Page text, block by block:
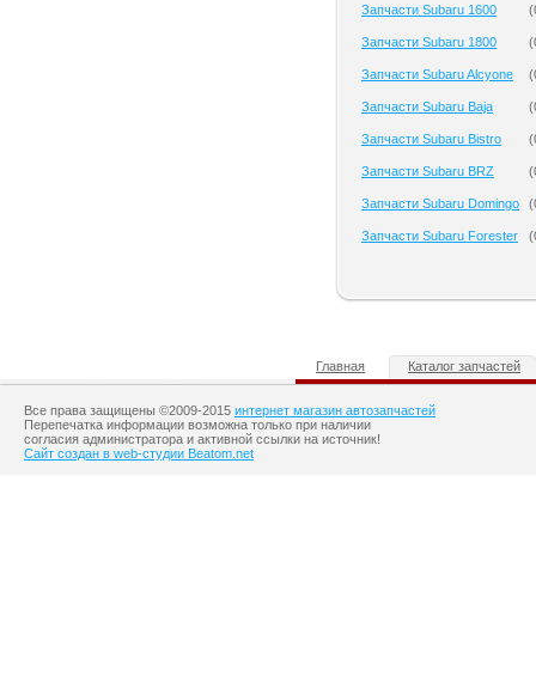
Запчасти Subaru 1600 (
Запчасти Subaru 1800 (
Запчасти Subaru Alcyone (
Запчасти Subaru Baja (
Запчасти Subaru Bistro (
Запчасти Subaru BRZ (
Запчасти Subaru Domingo (
Запчасти Subaru Forester (
Главная Каталог запчастей
Все права защищены ©2009-2015 интернет магазин автозапчастей
Перепечатка информации возможна только при наличии
согласия администратора и активной ссылки на источник!
Сайт создан в web-студии Beatom.net